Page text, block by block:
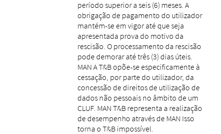
período superior a seis (6) meses. A
obrigação de pagamento do utilizador
mantém-se em vigor até que seja
apresentada prova do motivo da
rescisão. O processamento da rescisão
pode demorar até três (3) dias úteis.
MAN A T&B opõe-se especificamente à
cessação, por parte do utilizador, da
concessão de direitos de utilização de
dados não pessoais no âmbito de um
CLUF. MAN T&B representa a realização
de desempenho através de MAN Isso
torna o T&B impossível.